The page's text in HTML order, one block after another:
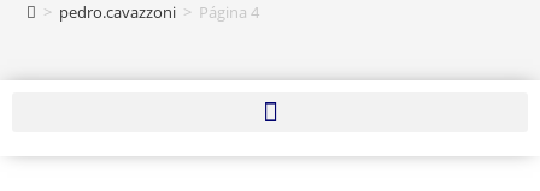
> pedro.cavazzoni > Página 4